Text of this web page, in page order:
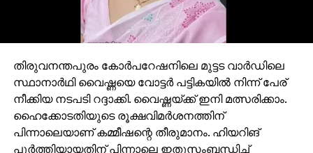
തിരുവനന്തപുരം കോര്‍പറേഷനിലെ മുട്ടട വാര്‍ഡിലെ
സ്ഥാനാര്‍ഥി വൈഷ്ണയെ വോട്ടര്‍ പട്ടികയില്‍ നിന്ന് പേര്
നീക്കിയ നടപടി റദ്ദാക്കി. വൈഷ്ണയ്ക്ക് ഇനി മത്സരിക്കാം.
ഹൈക്കോടതിയുടെ രൂക്ഷവിമര്‍ശനത്തിന്
പിന്നാലെയാണ് കമ്മീഷന്റെ തീരുമാനം. ഹിയറിങ്
പൂര്‍ത്തിയായതിന് പിന്നാലെ ഇതുസംബന്ധിച്ച്